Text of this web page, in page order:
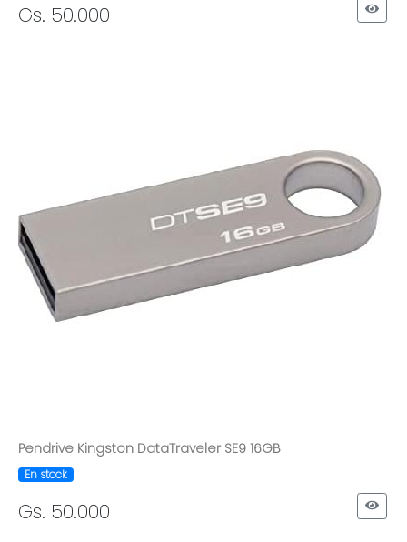
Gs. 50.000
Pendrive Kingston DataTraveler SE9 16GB
En stock
Gs. 50.000